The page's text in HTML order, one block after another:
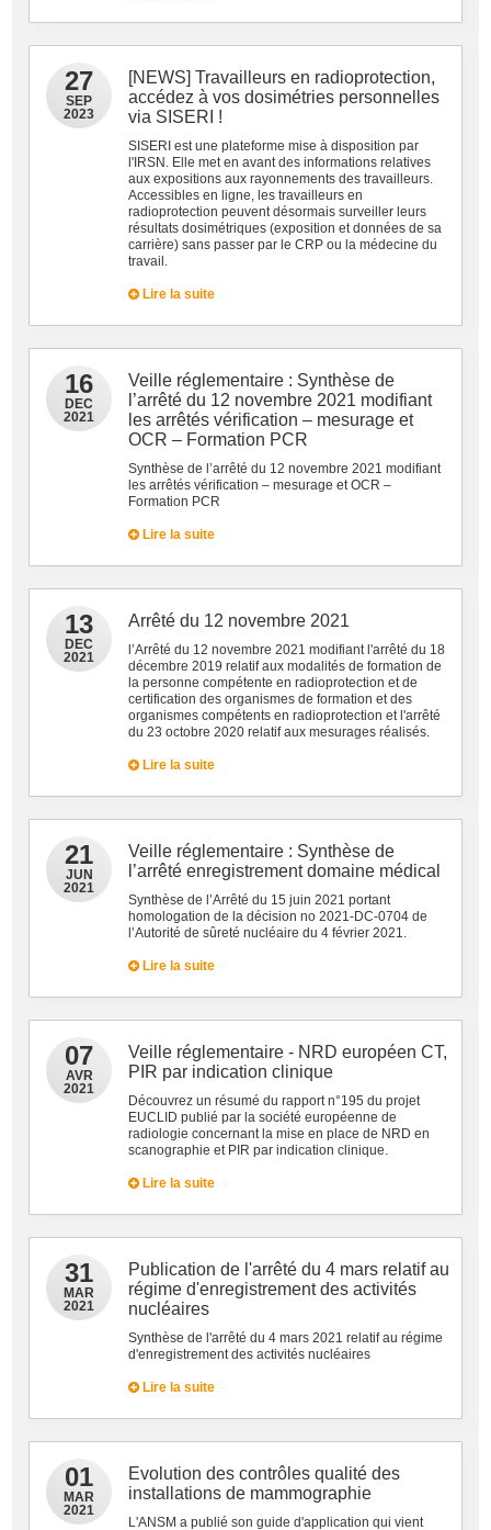
27
SEP
2023
[NEWS] Travailleurs en radioprotection,
accédez à vos dosimétries personnelles
via SISERI !
SISERI est une plateforme mise à disposition par
l'IRSN. Elle met en avant des informations relatives
aux expositions aux rayonnements des travailleurs.
Accessibles en ligne, les travailleurs en
radioprotection peuvent désormais surveiller leurs
résultats dosimétriques (exposition et données de sa
carrière) sans passer par le CRP ou la médecine du
travail.
Lire la suite
16
DEC
2021
Veille réglementaire : Synthèse de
l’arrêté du 12 novembre 2021 modifiant
les arrêtés vérification – mesurage et
OCR – Formation PCR
Synthèse de l’arrêté du 12 novembre 2021 modifiant
les arrêtés vérification – mesurage et OCR –
Formation PCR
Lire la suite
13
DEC
2021
Arrêté du 12 novembre 2021
l’Arrêté du 12 novembre 2021 modifiant l'arrêté du 18
décembre 2019 relatif aux modalités de formation de
la personne compétente en radioprotection et de
certification des organismes de formation et des
organismes compétents en radioprotection et l'arrêté
du 23 octobre 2020 relatif aux mesurages réalisés.
Lire la suite
21
JUN
2021
Veille réglementaire : Synthèse de
l’arrêté enregistrement domaine médical
Synthèse de l’Arrêté du 15 juin 2021 portant
homologation de la décision no 2021-DC-0704 de
l’Autorité de sûreté nucléaire du 4 février 2021.
Lire la suite
07
AVR
2021
Veille réglementaire - NRD européen CT,
PIR par indication clinique
Découvrez un résumé du rapport n°195 du projet
EUCLID publié par la société européenne de
radiologie concernant la mise en place de NRD en
scanographie et PIR par indication clinique.
Lire la suite
31
MAR
2021
Publication de l'arrêté du 4 mars relatif au
régime d'enregistrement des activités
nucléaires
Synthèse de l'arrêté du 4 mars 2021 relatif au régime
d'enregistrement des activités nucléaires
Lire la suite
01
MAR
2021
Evolution des contrôles qualité des
installations de mammographie
L'ANSM a publié son guide d'application qui vient